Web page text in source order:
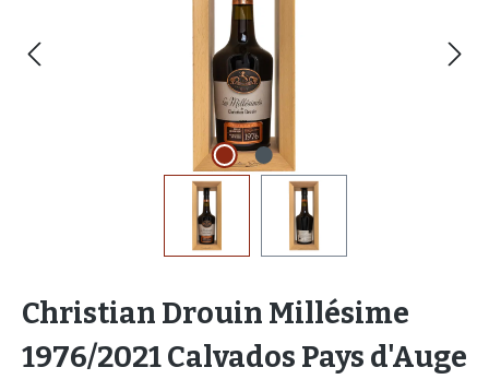
Christian Drouin Millésime
1976/2021 Calvados Pays d'Auge